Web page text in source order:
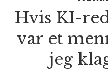
Hvis KI-
var et
jeg